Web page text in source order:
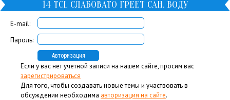
14 TCL СЛАБОВАТО ГРЕЕТ САН. ВОДУ
E-mail:
Пароль:
Если у вас нет учетной записи на нашем сайте, просим вас
зарегистрироваться
Для того, чтобы создавать новые темы и участвовать в
обсуждении необходима авторизация на сайте.